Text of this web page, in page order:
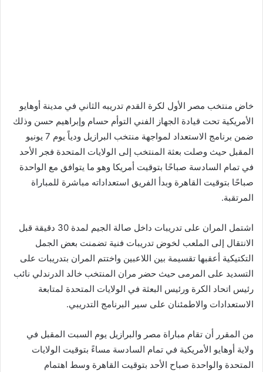
خاض منتخب مصر الأول لكرة القدم تدريبه الثاني في مدينة أوهايو
الأمريكية تحت قيادة الجهاز الفني التوأم حسام وإبراهيم حسن وذلك
ضمن برنامج الاستعداد لمواجهة منتخب البرازيل ودياً يوم 7 يونيو
المقبل حيث وصلت بعثة المنتخب إلى الولايات المتحدة فجر الأحد
في تمام السادسة صباحًا بتوقيت أمريكا وهو ما يتوافق مع الواحدة
صباحًا بتوقيت القاهرة وبدأ الفريق استعداداته مباشرة للمباراة
المرتقبة.
اشتمل المران على تدريبات داخل صالة الجيم لمدة 30 دقيقة قبل
الانتقال إلى الملعب لخوض تدريبات فنية تضمنت بعض الجمل
التكتيكية أعقبها تقسيمة بين اللاعبين واختتم المران بتدريبات على
التسديد على المرمى حيث حضر مران المنتخب خالد الدرندلي نائب
رئيس اتحاد الكرة ورئيس البعثة في الولايات المتحدة لمتابعة
الاستعدادات والاطمئنان على سير البرنامج التدريبي.
من المقرر أن تقام مباراة مصر والبرازيل يوم السبت المقبل في
ولاية أوهايو الأمريكية في تمام السادسة مساءً بتوقيت الولايات
المتحدة والواحدة صباح الأحد بتوقيت القاهرة وسط اهتمام